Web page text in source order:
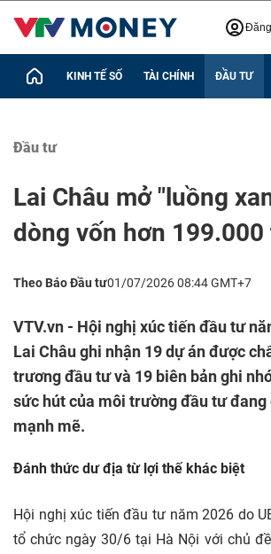
KINH TẾ SỐ TÀI CHÍNH ĐẦU TƯ
Đầu tư
Lai Châu mở "luồng
dòng vốn hơn
Theo Báo Đầu tư01/07/2026 08:44 GMT+7
VTV.vn - Hội nghị xúc tiến đầu tư
Lai Châu ghi nhận 19 dự án được
trương đầu tư và 19 biên bản ghi
sức hút của môi trường đầu tư
mạnh mẽ.
Đánh thức dư địa từ lợi thế khác biệt
Hội nghị xúc tiến đầu tư năm 2026 do
tổ chức ngày 30/6 tại Hà Nội với chủ